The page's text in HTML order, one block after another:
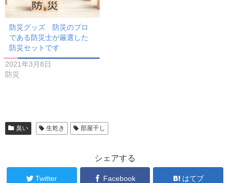
防災グッズ 防災のプロ
である防災士が厳選した
防災セットです
2021年3月8日
防災
臭い 生乾き 部屋干し
シェアする
Twitter Facebook はてブ